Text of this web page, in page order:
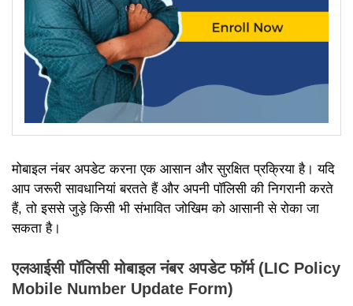
मोबाइल नंबर अपडेट करना एक आसान और सुरक्षित प्रक्रिया है। यदि
आप जरूरी सावधानियां बरतते हैं और अपनी पॉलिसी की निगरानी करते
हैं, तो इससे जुड़े किसी भी संभावित जोखिम को आसानी से रोका जा
सकता है।
एलआईसी पॉलिसी मोबाइल नंबर अपडेट फॉर्म (LIC Policy
Mobile Number Update Form)